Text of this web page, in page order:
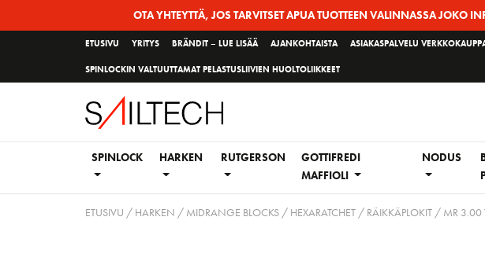
OTA YHTEYTTÄ, JOS TARVITSET APUA TUOTTEEN VALINNASSA JOKO
ETUSIVU YRITYS BRÄNDIT – LUE LISÄÄ AJANKOHTAISTA ASIAKASPALVELU
SPINLOCKIN VALTUUTTAMAT PELASTUSLIIVIEN HUOLTOLIIKKEET
SPINLOCK HARKEN RUTGERSON
GOTTIFREDI
MAFFIOLI
NODUS
ETUSIVU / HARKEN / MIDRANGE BLOCKS/ HEXARATCHET / RÄIKKÄPLOKIT/ MR 3.00